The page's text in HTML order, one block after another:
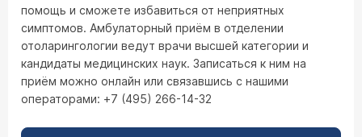
помощь и сможете избавиться от неприятных
симптомов. Амбулаторный приём в отделении
отоларингологии ведут врачи высшей категории и
кандидаты медицинских наук. Записаться к ним на
приём можно онлайн или связавшись с нашими
операторами: +7 (495) 266-14-32